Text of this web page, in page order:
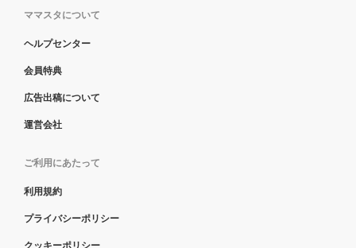
ママスタについて
ヘルプセンター
会員特典
広告出稿について
運営会社
ご利用にあたって
利用規約
プライバシーポリシー
クッキーポリシー